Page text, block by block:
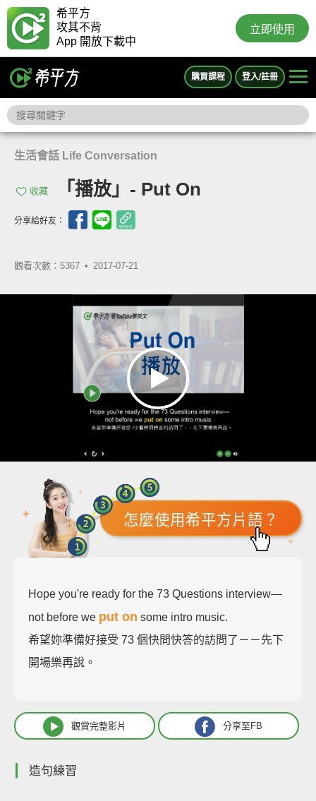
希平方
攻其不背
App 開放下載中
立即使用
購買課程 登入/註冊
生活會話 Life Conversation
收藏 「播放」- Put On
分享給好友：
觀看次數：5367 • 2017-07-21
怎麼使用希平方片語？
Hope you're ready for the 73 Questions interview—
not before we put on some intro music.
希望妳準備好接受 73 個快問快答的訪問了－－先下
開場樂再說。
觀賞完整影片 分享至FB
造句練習